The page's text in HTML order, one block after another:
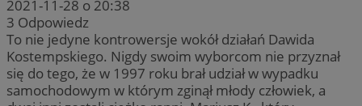
2021-11-28 o 20:38
3 Odpowiedz
To nie jedyne kontrowersje wokół działań Dawida
Kostempskiego. Nigdy swoim wyborcom nie przyznał
się do tego, że w 1997 roku brał udział w wypadku
samochodowym w którym zginął młody człowiek, a